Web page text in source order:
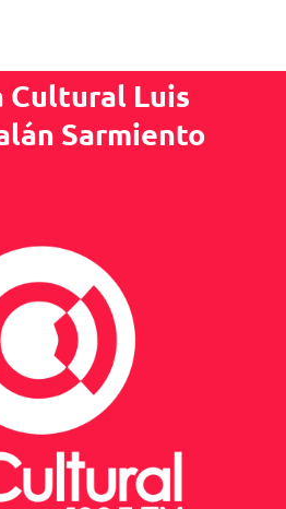
Cultural Luis
Sarmiento